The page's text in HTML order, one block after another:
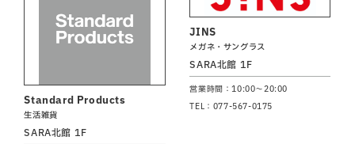
Standard Products
生活雑貨
SARA北館 1F
JINS
メガネ・サングラス
SARA北館 1F
営業時間：10:00～20:00
TEL：077-567-0175